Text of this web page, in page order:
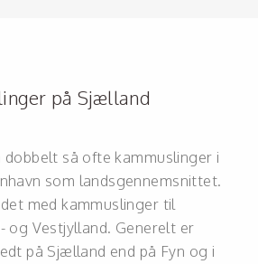
på Sjælland
så ofte kammuslinger i
som landsgennemsnittet.
med kammuslinger til
og Vestjylland. Generelt er
på Sjælland end på Fyn og i